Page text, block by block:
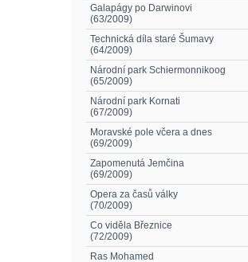
Galapágy po Darwinovi
(63/2009)
Technická díla staré Šumavy
(64/2009)
Národní park Schiermonnikoog
(65/2009)
Národní park Kornati
(67/2009)
Moravské pole včera a dnes
(69/2009)
Zapomenutá Jemčina
(69/2009)
Opera za časů války
(70/2009)
Co viděla Březnice
(72/2009)
Ras Mohamed